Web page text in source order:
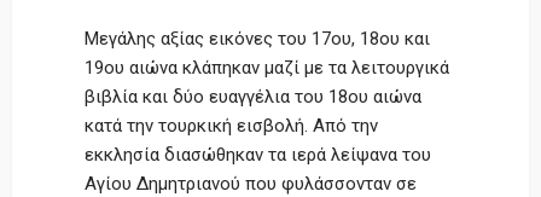
Μεγάλης αξίας εικόνες του 17ου, 18ου και
19ου αιώνα κλάπηκαν μαζί με τα λειτουργικά
βιβλία και δύο ευαγγέλια του 18ου αιώνα
κατά την τουρκική εισβολή. Από την
εκκλησία διασώθηκαν τα ιερά λείψανα του
Αγίου Δημητριανού που φυλάσσονταν σε